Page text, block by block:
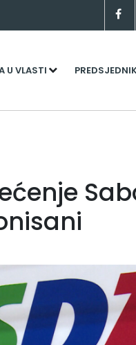
U VLASTI